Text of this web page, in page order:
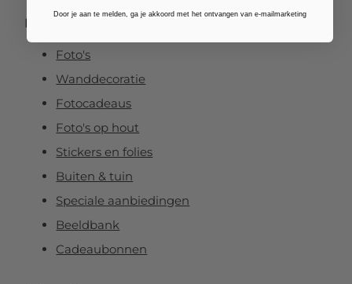
Populaire thema’s
Foto's
Wanddecoratie
Fotocadeaus
Foto's op hout
Stickers en folies
Buiten & tuin
Speciale aanbiedingen
Beeldbank
Cadeaubonnen
Door je aan te melden, ga je akkoord met het ontvangen van e-mailmarketing